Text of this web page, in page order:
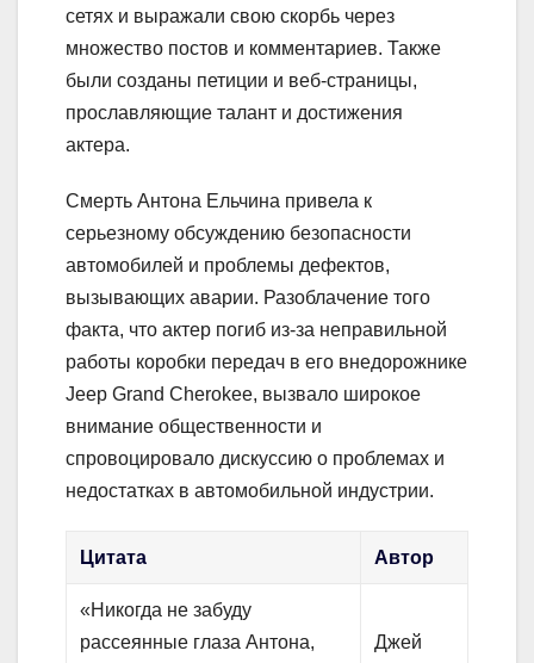
сетях и выражали свою скорбь через
множество постов и комментариев. Также
были созданы петиции и веб-страницы,
прославляющие талант и достижения
актера.
Смерть Антона Ельчина привела к
серьезному обсуждению безопасности
автомобилей и проблемы дефектов,
вызывающих аварии. Разоблачение того
факта, что актер погиб из-за неправильной
работы коробки передач в его внедорожнике
Jeep Grand Cherokee, вызвало широкое
внимание общественности и
спровоцировало дискуссию о проблемах и
недостатках в автомобильной индустрии.
Цитата Автор
«Никогда не забуду
рассеянные глаза Антона,
Джей